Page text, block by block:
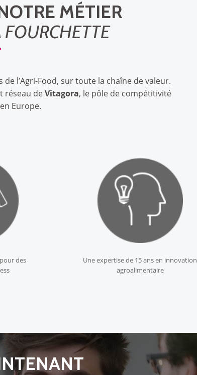
MÉTIER
FOURCHETTE
l’Agri-Food, sur toute la chaîne de valeur.
réseau deVitagora, le pôle de compétitivité
Europe.
des
Une expertise de 15 ans en innovation
agroalimentaire